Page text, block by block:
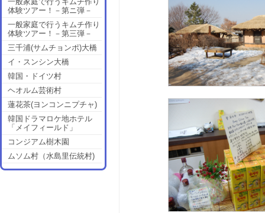
体験ツアー！－第ニ弾－
一般家庭で行うキムチ作り
体験ツアー！－第三弾－
三千浦(サムチョンポ)大橋
イ・スンシン大橋
韓国・ドイツ村
ヘオルム芸術村
蓮花茶(ヨンコンニプチャ)
韓国ドラマロケ地ホテル
「メイフィールド」
コンジアム樹木園
ムソム村（水島里伝統村)